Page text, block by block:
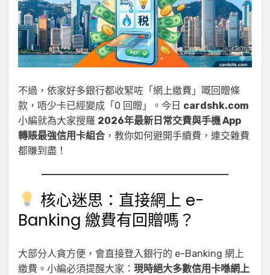
不過，依家好多銀行都收緊咗「網上繳費」嘅回贈條
款，唔少卡已經變成「0 回贈」。今日 cardshk.com
小編就為大家搜羅 2026年最新日常交費與手機 App
轉賬最強信用卡組合 ，教你如何避開手續費，連交雜費
都賺到盡！
核心迷思：直接網上 e-
Banking 繳費有回贈嗎？
大部分人貪方便，會直接登入銀行的 e-Banking 網上
繳費。小編必須提醒大家： 現時絕大多數信用卡喺網上